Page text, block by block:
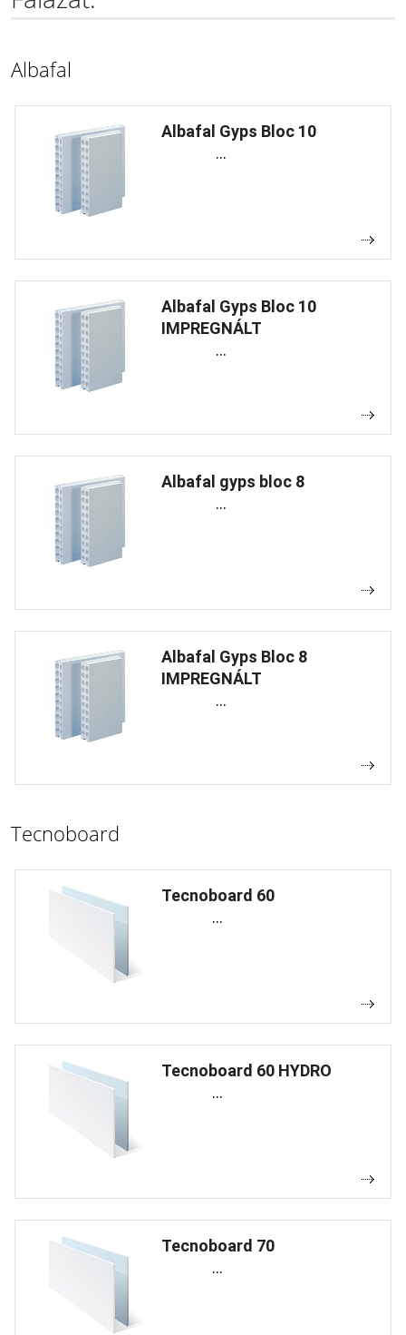
Albafal
Albafal Gyps Bloc 10
...
Albafal Gyps Bloc 10
IMPREGNÁLT
...
Albafal gyps bloc 8
...
Albafal Gyps Bloc 8
IMPREGNÁLT
...
Tecnoboard
Tecnoboard 60
...
Tecnoboard 60 HYDRO
...
Tecnoboard 70
...